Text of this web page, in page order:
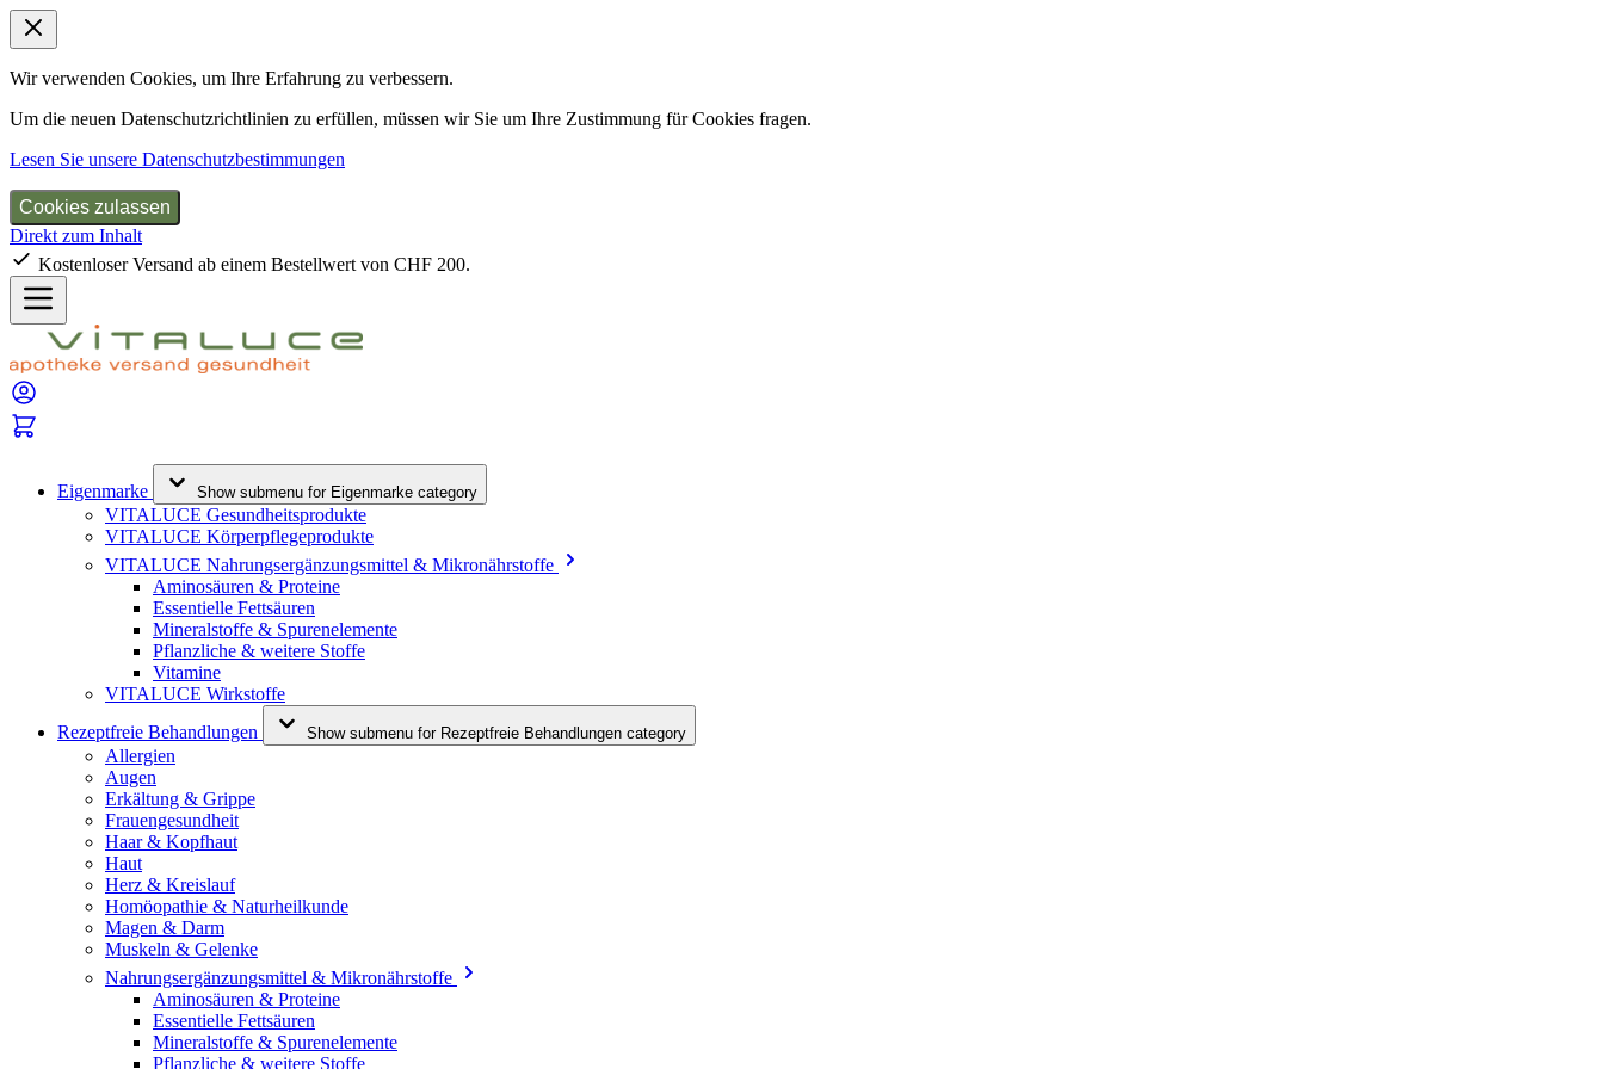
Wir verwenden Cookies, um Ihre Erfahrung zu verbessern.
Um die neuen Datenschutzrichtlinien zu erfüllen, müssen wir Sie um Ihre Zustimmung für Cookies fragen.
Lesen Sie unsere Datenschutzbestimmungen
Cookies zulassen
Direkt zum Inhalt
Kostenloser Versand ab einem Bestellwert von CHF 200.
Eigenmarke Show submenu for Eigenmarke category
VITALUCE Gesundheitsprodukte
VITALUCE Körperpflegeprodukte
VITALUCE Nahrungsergänzungsmittel & Mikronährstoffe
Aminosäuren & Proteine
Essentielle Fettsäuren
Mineralstoffe & Spurenelemente
Pflanzliche & weitere Stoffe
Vitamine
VITALUCE Wirkstoffe
Rezeptfreie Behandlungen
Show submenu for Rezeptfreie Behandlungen category
Allergien
Augen
Erkältung & Grippe
Frauengesundheit
Haar & Kopfhaut
Haut
Herz & Kreislauf
Homöopathie & Naturheilkunde
Magen & Darm
Muskeln & Gelenke
Nahrungsergänzungsmittel & Mikronährstoffe
Aminosäuren & Proteine
Essentielle Fettsäuren
Mineralstoffe & Spurenelemente
Pflanzliche & weitere Stoffe